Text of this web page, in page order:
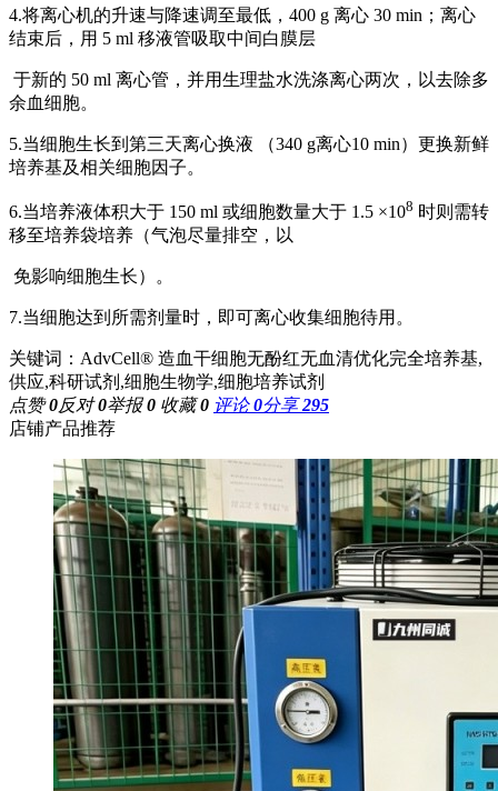
4.将离心机的升速与降速调至最低， 400 g 离心 30 min；离心
结束后，用 5 ml 移液管吸取中间白膜层
于新的 50 ml 离心管，并用生理盐水洗涤离心两次，以去除多
余血细胞。
5.当细胞生长到第三天离心换液 （340 g离心10 min）更换新鲜
培养基及相关细胞因子。
6.当培养液体积大于 150 ml 或细胞数量大于 1.5 ×108 时则需转
移至培养袋培养（气泡尽量排空，以
免影响细胞生长）。
7.当细胞达到所需剂量时，即可离心收集细胞待用。
关键词：AdvCell® 造血干细胞无酚红无血清优化完全培养基,
供应,科研试剂,细胞生物学,细胞培养试剂
点赞0反对0举报0 收藏0 评论0分享295
店铺产品推荐